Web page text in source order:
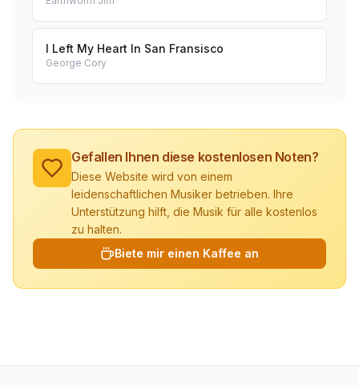
I Left My Heart In San Fransisco
George Cory
Gefallen Ihnen diese kostenlosen Noten?
Diese Website wird von einem
leidenschaftlichen Musiker betrieben. Ihre
Unterstützung hilft, die Musik für alle kostenlos
zu halten.
Biete mir einen Kaffee an